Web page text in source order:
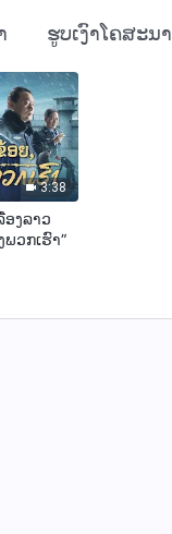
ຮູບເງົາໂຄສະນາ
3:38
ອງລາວ
ວກເຮົາ”